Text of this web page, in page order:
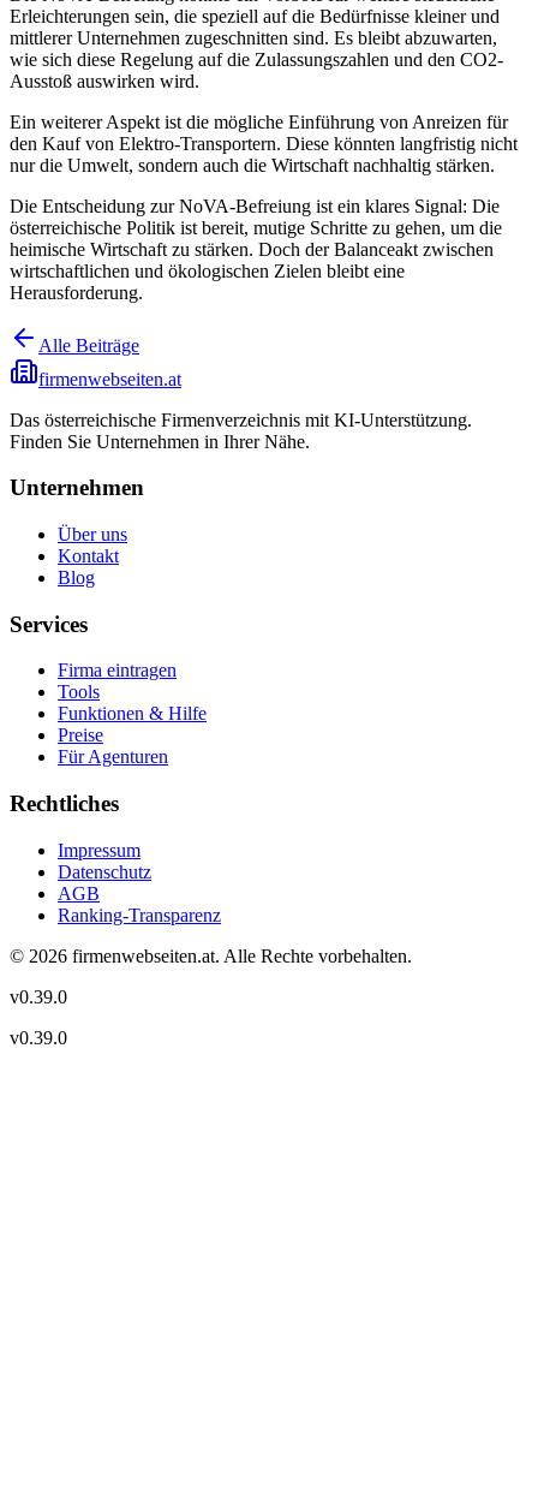
Erleichterungen sein, die speziell auf die Bedürfnisse kleiner und
mittlerer Unternehmen zugeschnitten sind. Es bleibt abzuwarten,
wie sich diese Regelung auf die Zulassungszahlen und den CO2-
Ausstoß auswirken wird.
Ein weiterer Aspekt ist die mögliche Einführung von Anreizen für
den Kauf von Elektro-Transportern. Diese könnten langfristig nicht
nur die Umwelt, sondern auch die Wirtschaft nachhaltig stärken.
Die Entscheidung zur NoVA-Befreiung ist ein klares Signal: Die
österreichische Politik ist bereit, mutige Schritte zu gehen, um die
heimische Wirtschaft zu stärken. Doch der Balanceakt zwischen
wirtschaftlichen und ökologischen Zielen bleibt eine
Herausforderung.
Alle Beiträge
firmenwebseiten.at
Das österreichische Firmenverzeichnis mit KI-Unterstützung.
Finden Sie Unternehmen in Ihrer Nähe.
Unternehmen
Über uns
Kontakt
Blog
Services
Firma eintragen
Tools
Funktionen & Hilfe
Preise
Für Agenturen
Rechtliches
Impressum
Datenschutz
AGB
Ranking-Transparenz
© 2026 firmenwebseiten.at. Alle Rechte vorbehalten.
v0.39.0
v0.39.0